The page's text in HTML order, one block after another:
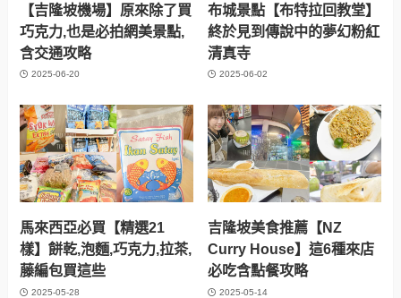
【吉隆坡機場】原來除了買
巧克力,也是必拍網美景點,
含交通攻略
2025-06-20
布城景點【布特拉回教堂】
終於見到傳說中的夢幻粉紅
清真寺
2025-06-02
馬來西亞必買【精選21
樣】餅乾,泡麵,巧克力,拉茶,
藤編包買這些
2025-05-28
吉隆坡美食推薦【NZ
Curry House】這6種來店
必吃含點餐攻略
2025-05-14